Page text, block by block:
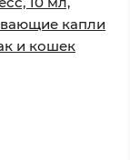
капли
и кошек